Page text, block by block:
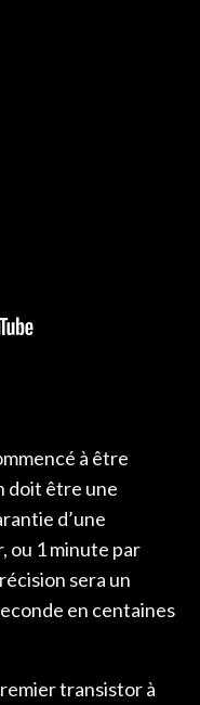
à être
doit être une
d’une
ou 1 minute par
sera un
en centaines
transistor à